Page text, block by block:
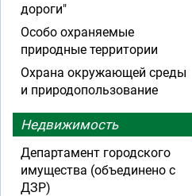
дороги"
Особо охраняемые
природные территории
Охрана окружающей среды
и природопользование
Недвижимость
Департамент городского
имущества (объединено с
ДЗР)